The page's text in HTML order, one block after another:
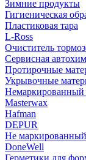
Зимние продукты
Гигиеническая
Пластиковая тара
L-Ross
Очиститель
Сервисная
Протирочные
Укрывочные
Немаркированный
Masterwax
Hafman
DEPUR
Не
DoneWell
Герметики для